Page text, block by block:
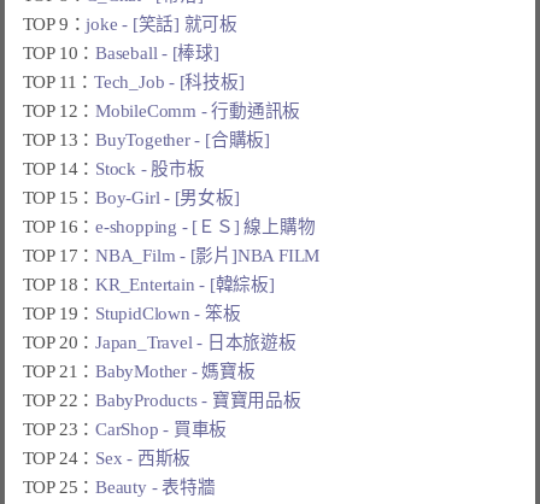
TOP 9：joke - [笑話] 就可板
TOP 10：Baseball - [棒球]
TOP 11：Tech_Job - [科技板]
TOP 12：MobileComm - 行動通訊板
TOP 13：BuyTogether - [合購板]
TOP 14： Stock - 股市板
TOP 15：Boy-Girl - [男女板]
TOP 16：e-shopping - [ＥＳ] 線上購物
TOP 17：NBA_Film - [影片]NBA FILM
TOP 18：KR_Entertain - [韓綜板]
TOP 19： StupidClown - 笨板
TOP 20：Japan_Travel - 日本旅遊板
TOP 21：BabyMother - 媽寶板
TOP 22：BabyProducts - 寶寶用品板
TOP 23：CarShop - 買車板
TOP 24： Sex - 西斯板
TOP 25：Beauty - 表特牆